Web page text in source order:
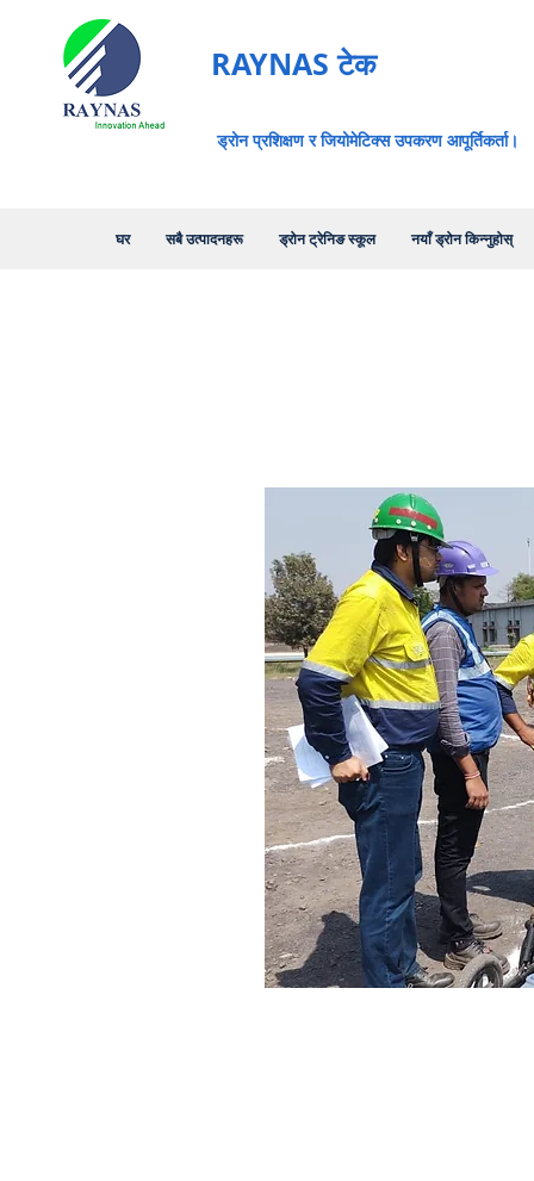
घर सबै उत्पादनहरू ड्रोन ट्रेनिङ स्कूल नयाँ ड्रोन किन्नुहोस्
RAYNAS टेक
ड्रोन प्रशिक्षण र जियोमेटिक्स उपकरण आपूर्तिकर्ता।